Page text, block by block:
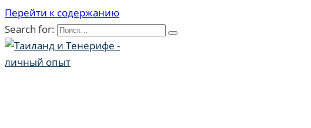
Перейти к содержанию
Search for: